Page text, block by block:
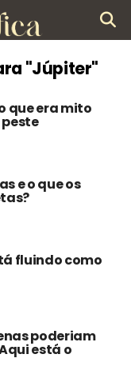
"Júpiter"
que era mito
e o que os
fluindo como
poderiam
está o